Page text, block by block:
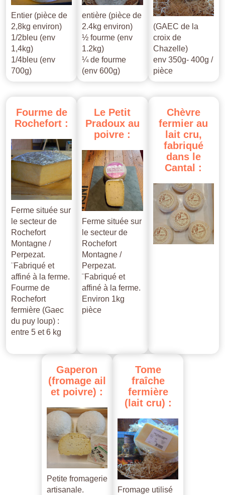
Entier (pièce de
2,8kg environ)
1/2bleu (env
1,4kg)
1/4bleu (env
700g)
entière (pièce de
2.4kg environ)
½ fourme (env
1.2kg)
¼ de fourme
(env 600g)
(GAEC de la
croix de
Chazelle)
env 350g- 400g /
pièce
Fourme de
Rochefort :
Ferme située sur
le secteur de
Rochefort
Montagne /
Perpezat.
¨Fabriqué et
affiné à la ferme.
Fourme de
Rochefort
fermière (Gaec
du puy loup) :
entre 5 et 6 kg
Le Petit
Pradoux au
poivre :
Ferme située sur
le secteur de
Rochefort
Montagne /
Perpezat.
¨Fabriqué et
affiné à la ferme.
Environ 1kg
pièce
Chèvre
fermier au
lait cru,
fabriqué
dans le
Cantal :
Gaperon
(fromage ail
et poivre) :
Petite fromagerie
artisanale.
Tome
fraîche
fermière
(lait cru) :
Fromage utilisé